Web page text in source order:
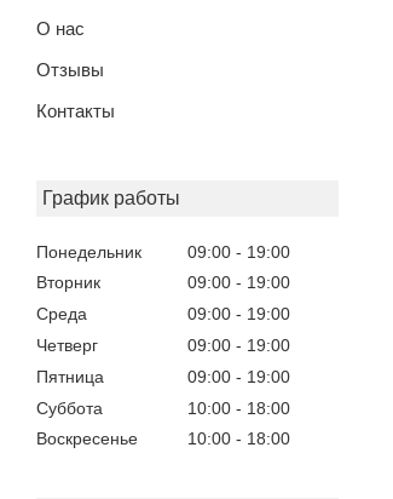
О нас
Отзывы
Контакты
График работы
Понедельник 09:00
19:00
Вторник
09:00
19:00
Среда
09:00
19:00
Четверг
09:00
19:00
Пятница
09:00
19:00
Суббота
10:00
18:00
Воскресенье
10:00 18:00